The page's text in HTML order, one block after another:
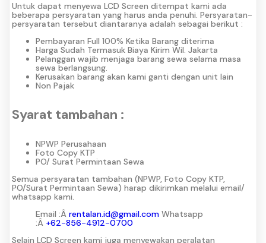
Untuk dapat menyewa LCD Screen ditempat kami ada
beberapa persyaratan yang harus anda penuhi. Persyaratan-
persyaratan tersebut diantaranya adalah sebagai berikut :
Pembayaran Full 100% Ketika Barang diterima
Harga Sudah Termasuk Biaya Kirim Wil. Jakarta
Pelanggan wajib menjaga barang sewa selama masa
sewa berlangsung.
Kerusakan barang akan kami ganti dengan unit lain
Non Pajak
Syarat tambahan :
NPWP Perusahaan
Foto Copy KTP
PO/ Surat Permintaan Sewa
Semua persyaratan tambahan (NPWP, Foto Copy KTP,
PO/Surat Permintaan Sewa) harap dikirimkan melalui email/
whatsapp kami.
Email :Â rentalan.id@gmail.com Whatsapp
:Â +62-856-4912-0700
Selain LCD Screen kami juga menyewakan peralatan